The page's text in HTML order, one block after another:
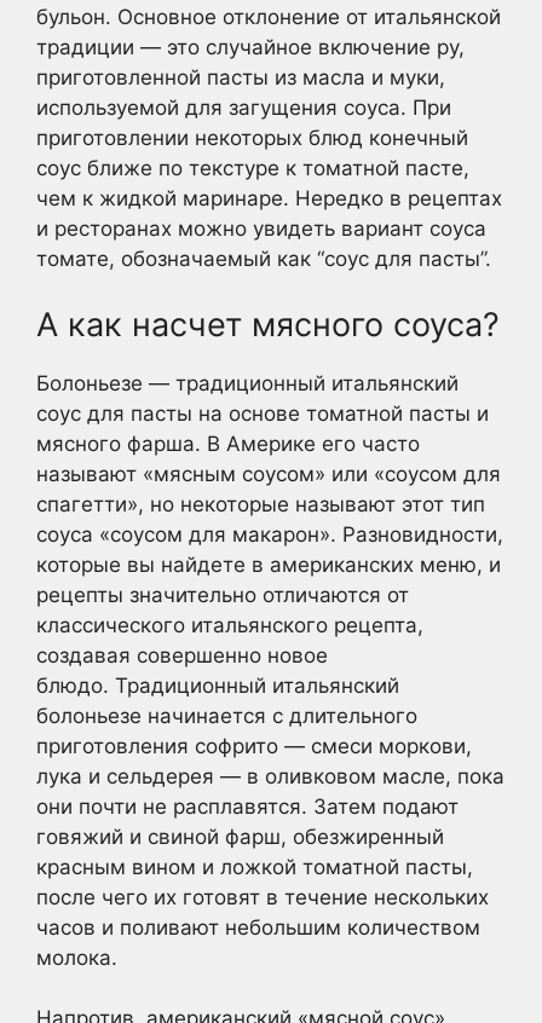
бульон. Основное отклонение от итальянской
традиции — это случайное включение ру,
приготовленной пасты из масла и муки,
используемой для загущения соуса. При
приготовлении некоторых блюд конечный
соус ближе по текстуре к томатной пасте,
чем к жидкой маринаре. Нередко в рецептах
и ресторанах можно увидеть вариант соуса
томате, обозначаемый как “соус для пасты”.
А как насчет мясного соуса?
Болоньезе — традиционный итальянский
соус для пасты на основе томатной пасты и
мясного фарша. В Америке его часто
называют «мясным соусом» или «соусом для
спагетти», но некоторые называют этот тип
соуса «соусом для макарон». Разновидности,
которые вы найдете в американских меню, и
рецепты значительно отличаются от
классического итальянского рецепта,
создавая совершенно новое
блюдо. Традиционный итальянский
болоньезе начинается с длительного
приготовления софрито — смеси моркови,
лука и сельдерея — в оливковом масле, пока
они почти не расплавятся. Затем подают
говяжий и свиной фарш, обезжиренный
красным вином и ложкой томатной пасты,
после чего их готовят в течение нескольких
часов и поливают небольшим количеством
молока.
Напротив, американский «мясной соус»